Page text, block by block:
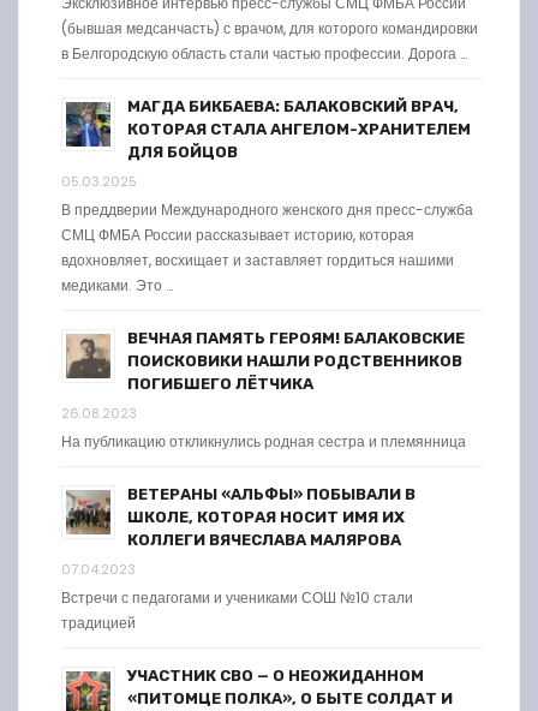
(бывшая медсанчасть) с врачом, для которого командировки
в Белгородскую область стали частью профессии. Дорога …
МАГДА БИКБАЕВА: БАЛАКОВСКИЙ ВРАЧ,
КОТОРАЯ СТАЛА АНГЕЛОМ-ХРАНИТЕЛЕМ
ДЛЯ БОЙЦОВ
05.03.2025
В преддверии Международного женского дня пресс-служба
СМЦ ФМБА России рассказывает историю, которая
вдохновляет, восхищает и заставляет гордиться нашими
медиками. Это …
ВЕЧНАЯ ПАМЯТЬ ГЕРОЯМ! БАЛАКОВСКИЕ
ПОИСКОВИКИ НАШЛИ РОДСТВЕННИКОВ
ПОГИБШЕГО ЛЁТЧИКА
26.08.2023
На публикацию откликнулись родная сестра и племянница
ВЕТЕРАНЫ «АЛЬФЫ» ПОБЫВАЛИ В
ШКОЛЕ, КОТОРАЯ НОСИТ ИМЯ ИХ
КОЛЛЕГИ ВЯЧЕСЛАВА МАЛЯРОВА
07.04.2023
Встречи с педагогами и учениками СОШ №10 стали
традицией
УЧАСТНИК СВО — О НЕОЖИДАННОМ
«ПИТОМЦЕ ПОЛКА», О БЫТЕ СОЛДАТ И